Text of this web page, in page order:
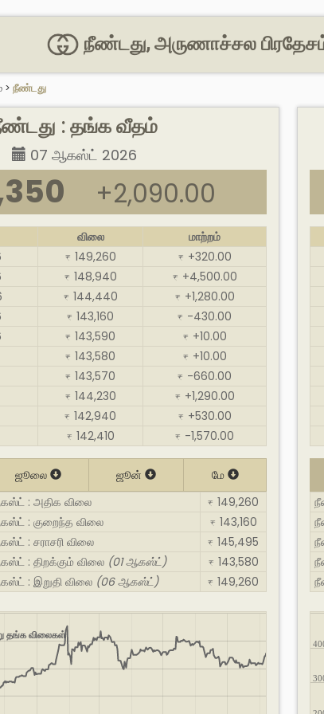
நீண்டது, அருணாச்சல
> நீண்டது
: தங்க வீதம்
07 ஆகஸ்ட் 2026
+2,090.00
விலை
மாற்றம்
₹ 149,260 ₹ +320.00
₹ 148,940 ₹ +4,500.00
₹ 144,440 ₹ +1,280.00
₹ 143,160 ₹ -430.00
₹ 143,590 ₹ +10.00
₹ 143,580 ₹ +10.00
₹ 143,570 ₹ -660.00
₹ 144,230 ₹ +1,290.00
₹ 142,940 ₹ +530.00
₹ 142,410 ₹ -1,570.00
ஜூலை ஜூன்
மே
: அதிக விலை
₹ 149,260
: குறைந்த விலை
₹ 143,160
: சராசரி விலை
₹ 145,495
: திறக்கும் விலை (01 ஆகஸ்ட்) ₹ 143,580
: இறுதி விலை (06 ஆகஸ்ட்) ₹ 149,260
தங்க விலைகள்